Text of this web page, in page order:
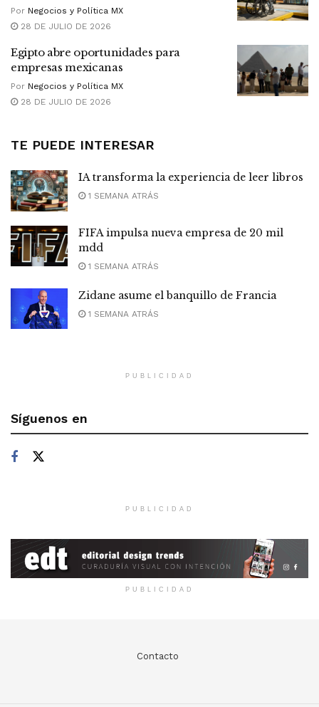
Por Negocios y Política MX
28 DE JULIO DE 2026
Egipto abre oportunidades para
empresas mexicanas
Por Negocios y Política MX
28 DE JULIO DE 2026
TE PUEDE INTERESAR
IA transforma la experiencia de leer libros
1 SEMANA ATRÁS
FIFA impulsa nueva empresa de 20 mil
mdd
1 SEMANA ATRÁS
Zidane asume el banquillo de Francia
1 SEMANA ATRÁS
PUBLICIDAD
Síguenos en
PUBLICIDAD
PUBLICIDAD
Contacto